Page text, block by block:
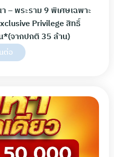
– พระราม 9 พิเศษเฉพาะ
Privilege สิทธิ์
*(จากปกติ 35 ล้าน)
ต่อ